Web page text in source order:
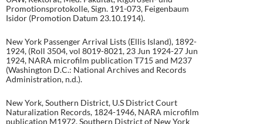
Promotionsprotokolle, Sign. 191-073, Feigenbaum
Isidor (Promotion Datum 23.10.1914).
New York Passenger Arrival Lists (Ellis Island), 1892-
1924, (Roll 3504, vol 8019-8021, 23 Jun 1924-27 Jun
1924, NARA microfilm publication T715 and M237
(Washington D.C.: National Archives and Records
Administration, n.d.).
New York, Southern District, U.S District Court
Naturalization Records, 1824-1946, NARA microfilm
publication M1972, Southern District of New York